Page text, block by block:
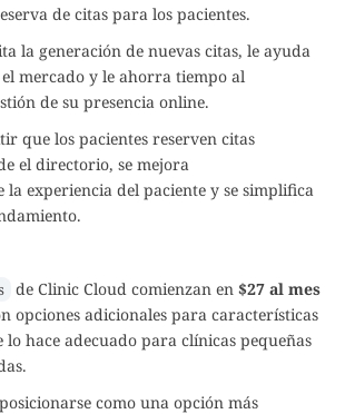
de citas para los pacientes.
la generación de nuevas citas, le ayuda
mercado y le ahorra tiempo al
de su presencia online.
que los pacientes reserven citas
el directorio, se mejora
la experiencia del paciente y se simplifica
de Clinic Cloud comienzan en $27 al mes
opciones adicionales para características
lo hace adecuado para clínicas pequeñas
como una opción más